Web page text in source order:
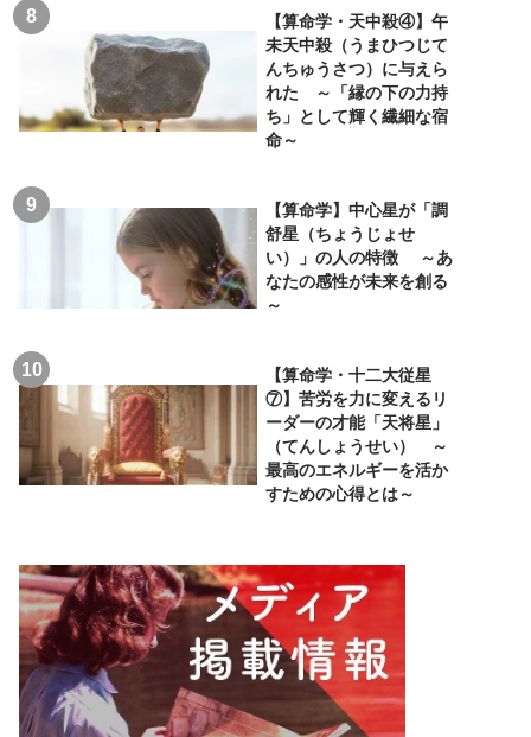
【算命学・天中殺④】午
未天中殺（うまひつじて
んちゅうさつ）に与えら
れた ～「縁の下の力持
ち」として輝く繊細な宿
命～
【算命学】中心星が「調
舒星（ちょうじょせ
い）」の人の特徴 ～あ
なたの感性が未来を創る
～
【算命学・十二大従星
⑦】苦労を力に変えるリ
ーダーの才能「天将星」
（てんしょうせい） ～
最高のエネルギーを活か
すための心得とは～